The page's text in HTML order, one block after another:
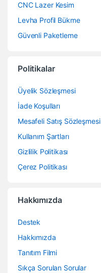
CNC Lazer Kesim
Levha Profil Bükme
Güvenli Paketleme
Politikalar
Üyelik Sözleşmesi
İade Koşulları
Mesafeli Satış Sözleşmesi
Kullanım Şartları
Gizlilik Politikası
Çerez Politikası
Hakkımızda
Destek
Hakkımızda
Tanıtım Filmi
Sıkça Sorulan Sorular